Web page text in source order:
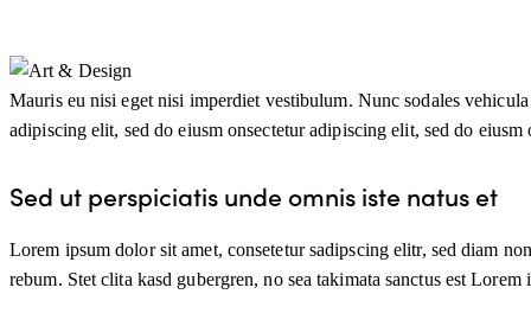
Mauris eu nisi eget nisi imperdiet vestibulum. Nunc sodales
adipiscing elit, sed do eiusm onsectetur adipiscing elit, sed do
Sed ut perspiciatis unde omnis iste natus et
Lorem ipsum dolor sit amet, consetetur sadipscing elitr, sed diam
rebum. Stet clita kasd gubergren, no sea takimata sanctus est Lorem